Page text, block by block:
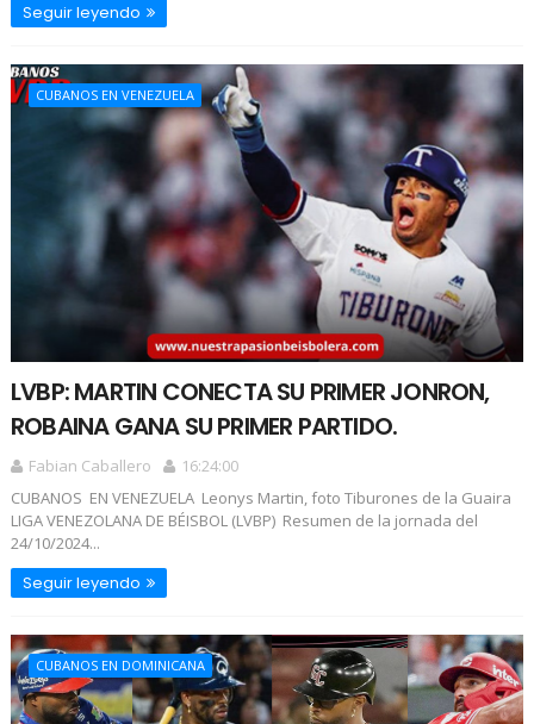
Seguir leyendo
CUBANOS EN VENEZUELA
LVBP: MARTIN CONECTA SU PRIMER JONRON,
ROBAINA GANA SU PRIMER PARTIDO.
Fabian Caballero
16:24:00
CUBANOS EN VENEZUELA Leonys Martin, foto Tiburones de la Guaira
LIGA VENEZOLANA DE BÉISBOL (LVBP) Resumen de la jornada del
24/10/2024...
Seguir leyendo
CUBANOS EN DOMINICANA